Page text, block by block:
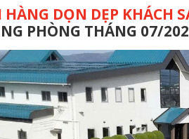
DỌN DẸP KHÁCH
PHÒNG THÁNG 07/